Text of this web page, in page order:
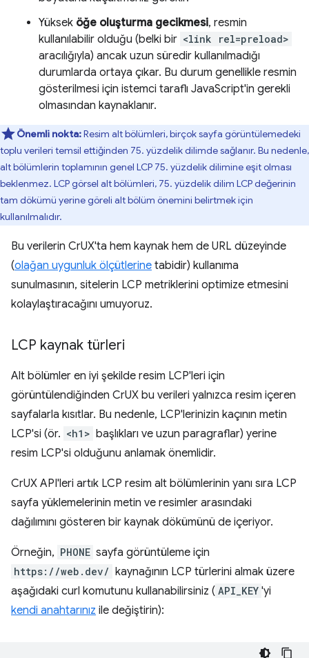
Yüksek öğe oluşturma gecikmesi, resmin
kullanılabilir olduğu (belki bir <link rel=preload>
aracılığıyla) ancak uzun süredir kullanılmadığı
durumlarda ortaya çıkar. Bu durum genellikle resmin
gösterilmesi için istemci taraflı JavaScript'in gerekli
olmasından kaynaklanır.
Önemli nokta:Resim alt bölümleri, birçok sayfa görüntülemedeki
toplu verileri temsil ettiğinden 75. yüzdelik dilimde sağlanır. Bu nedenle,
alt bölümlerin toplamının genel LCP 75. yüzdelik dilimine eşit olması
beklenmez. LCP görsel alt bölümleri, 75. yüzdelik dilim LCP değerinin
tam dökümü yerine göreli alt bölüm önemini belirtmek için
kullanılmalıdır.
Bu verilerin CrUX'ta hem kaynak hem de URL düzeyinde
(olağan uygunluk ölçütlerine tabidir) kullanıma
sunulmasının, sitelerin LCP metriklerini optimize etmesini
kolaylaştıracağını umuyoruz.
LCP kaynak türleri
Alt bölümler en iyi şekilde resim LCP'leri için
görüntülendiğinden CrUX bu verileri yalnızca resim içeren
sayfalarla kısıtlar. Bu nedenle, LCP'lerinizin kaçının metin
LCP'si (ör. <h1> başlıkları ve uzun paragraflar) yerine
resim LCP'si olduğunu anlamak önemlidir.
CrUX API'leri artık LCP resim alt bölümlerinin yanı sıra LCP
sayfa yüklemelerinin metin ve resimler arasındaki
dağılımını gösteren bir kaynak dökümünü de içeriyor.
Örneğin, PHONE sayfa görüntüleme için
https://web.dev/ kaynağının LCP türlerini almak üzere
aşağıdaki curl komutunu kullanabilirsiniz ( API_KEY 'yi
kendi anahtarınız ile değiştirin):